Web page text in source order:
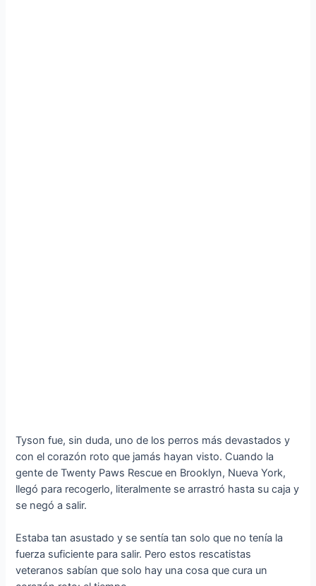
Tyson fue, sin duda, uno de los perros más devastados y
con el corazón roto que jamás hayan visto. Cuando la
gente de Twenty Paws Rescue en Brooklyn, Nueva York,
llegó para recogerlo, literalmente se arrastró hasta su caja y
se negó a salir.
Estaba tan asustado y se sentía tan solo que no tenía la
fuerza suficiente para salir. Pero estos rescatistas
veteranos sabían que solo hay una cosa que cura un